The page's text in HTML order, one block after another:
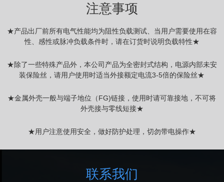
注意事项
★产品出厂前所有电气性能均为阻性负载测试、当用户需要使用在容
性、感性或脉冲负载条件时，请在订货时说明负载特性★
★除了一些特殊产品外，本公司产品为全密封式结构，电源内部未安
装保险丝，请用户使用时适当外接额定电流3-5倍的保险丝★
★金属外壳一般与端子地位（FG)链接，使用时请可靠接地，不可将
外壳接与零线短接★
★用户注意使用安全，做好防护处理，切勿带电操作★
联系我们